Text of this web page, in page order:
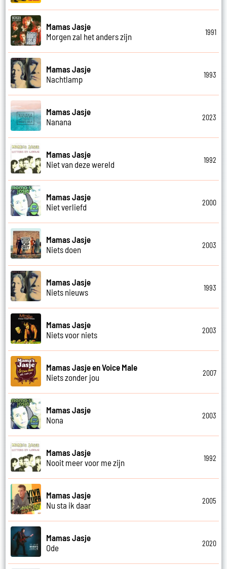
Mamas Jasje
Morgen zal het anders zijn
1991
Mamas Jasje
Nachtlamp
1993
Mamas Jasje
Nanana
2023
Mamas Jasje
Niet van deze wereld
1992
Mamas Jasje
Niet verliefd
2000
Mamas Jasje
Niets doen
2003
Mamas Jasje
Niets nieuws
1993
Mamas Jasje
Niets voor niets
2003
Mamas Jasje en Voice Male
Niets zonder jou
2007
Mamas Jasje
Nona
2003
Mamas Jasje
Nooit meer voor me zijn
1992
Mamas Jasje
Nu sta ik daar
2005
Mamas Jasje
Ode
2020